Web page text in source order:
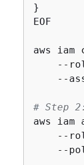
}
EOF
aws
--
--
# Step
aws
--
--